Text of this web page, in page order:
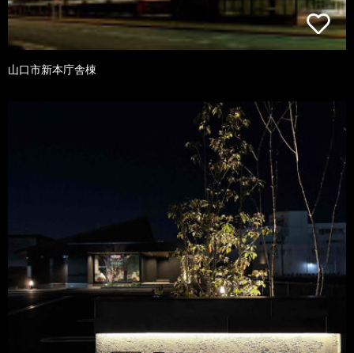
山口市新本庁舎棟